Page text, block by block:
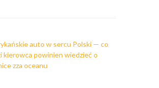
auto w sercu Polski — co
kierowca powinien wiedzieć o
zza oceanu